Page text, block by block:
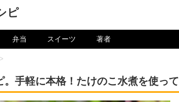
ピ
弁当 スイーツ 著者
>
。手軽に本格！たけのこ水煮を使って